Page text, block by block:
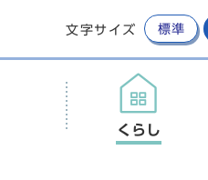
文字サイズ 標準
くらし